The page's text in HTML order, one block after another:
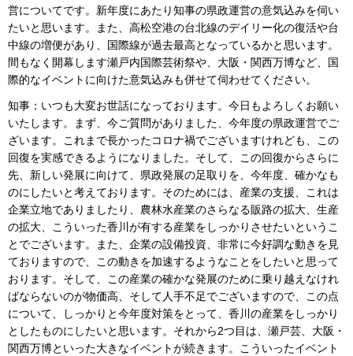
営についてです。新年度にあたり知事の県政運営の意気込みを伺い
たいと思います。また、高松空港の台北線のデイリー化の復活や台
中線の増便があり、国際線が過去最高となっているかと思います。
間もなく開幕します瀬戸内国際芸術祭や、大阪・関西万博など、国
際的なイベントに向けた意気込みも併せて伺わせてください。
知事：いつも大変お世話になっております。今日もよろしくお願い
いたします。まず、今ご質問がありました、今年度の県政運営でご
ざいます。これまで長かったコロナ禍でございますけれども、この
回復を実感できるようになりました。そして、この回復からさらに
先、新しい発展に向けて、県政発展の足取りを、今年度、確かなも
のにしたいと考えております。そのためには、産業の支援、これは
企業立地でありましたり、農林水産業のさらなる販路の拡大、生産
の拡大、こういった香川が有する産業をしっかりさせたいというこ
とでございます。また、企業の設備投資、非常に今好調な動きを見
ておりますので、この動きを加速するようなことをしたいと思って
おります。そして、この産業の確かな発展のために乗り越えなけれ
ばならないのが物価高、そして人手不足でございますので、この点
について、しっかりと今年度対策をとって、香川の産業をしっかり
としたものにしたいと思います。それから2つ目は、瀬戸芸、大阪・
関西万博といった大きなイベントが続きます。こういったイベント